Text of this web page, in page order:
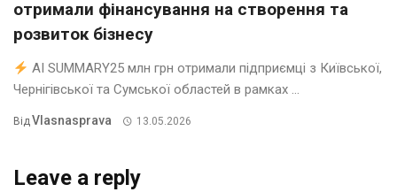
отримали фінансування на створення та
розвиток бізнесу
AI SUMMARY25 млн грн отримали підприємці з Київської,
Чернігівської та Сумської областей в рамках ...
ВідVlasnasprava 13.05.2026
Leave a reply